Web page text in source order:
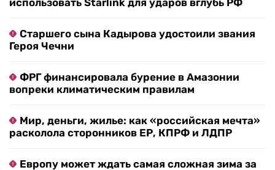
Старшего сына Кадырова удостоили звания
Героя Чечни
ФРГ финансировала бурение в Амазонии
вопреки климатическим правилам
Мир, деньги, жилье: как «российская мечта»
расколола сторонников ЕР, КПРФ и ЛДПР
Европу может ждать самая сложная зима за